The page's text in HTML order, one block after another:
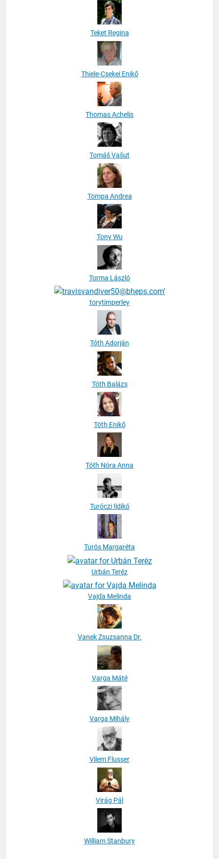
Teket Regina
Thiele-Csekei Enikő
Thomas Achelis
Tomáš Vašut
Tompa Andrea
Tony Wu
Torma László
torytimperley
Tóth Adorján
Tóth Balázs
Tóth Enikő
Tóth Nóra Anna
Turóczi Ildikó
Turós Margaréta
Urbán Teréz
Vajda Melinda
Vanek Zsuzsanna Dr.
Varga Máté
Varga Mihály
Vilem Flusser
Virág Pál
William Stanbury